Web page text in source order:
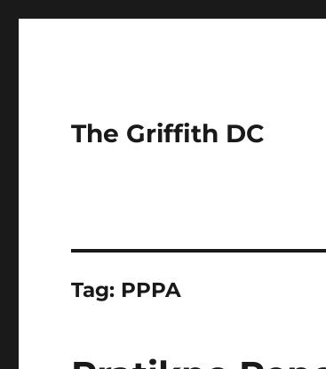
The Griffith DC
Tag: PPPA